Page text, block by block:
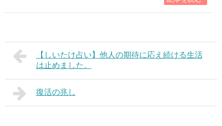
【しいたけ占い】他人の期待に応え続ける生活
は止めました。
復活の兆し